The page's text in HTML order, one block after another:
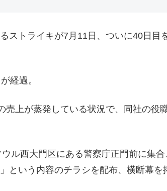
ストライキが7月11日、ついに40日目
経過。
売上が蒸発している状況で、同社の役
ル西大門区にある警察庁正門前に集
という内容のチラシを配布、横断幕を